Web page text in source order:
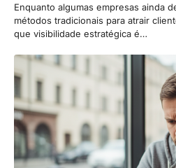
Enquanto algumas empresas ainda
métodos tradicionais para atrair
que visibilidade estratégica é…